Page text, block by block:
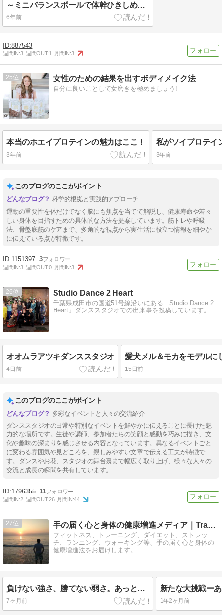
～ミニバランスボールで体幹ひきしめ★シェイプアップピラティス～＠神奈川限定出張レッスン
6年前
887543
週間IN:3 週間OUT:1 月間IN:3
25 女性のための結果を出すボディメイク法
自分に良いことして女磨きを極めましょう!
本当のホエイプロテインの魅力はここ！
3年前 3年前
このブログのここがポイント
科学的根拠と実践的アプローチ
運動の重要性を体だけでなく脳にも焦点を当てて解説し、健康寿命や若々
しい身体を目指すための具体的な方法を提案しています。筋トレや呼吸
法、骨盤底筋のケアまで、多角的な視点から実生活に役立つ情報を細やか
に伝えている点が特徴です。
1151397 3
週間IN:3 週間OUT:0 月間IN:3
26 Studio Dance 2 Heart
千葉県成田市の国道51号線沿いにある「Studio Dance 2
Heart」ダンススタジオでの出来事を投稿しています。
オオムラアツキダンススタジオ
4日前 15日前
このブログのここがポイント
多彩なイベントと人々の交流紹介
ダンススタジオの日常や特別なイベントを鮮やかに伝えることに長けた魅
力的な場所です。生徒や講師、参加者たちの笑顔と感動を巧みに描き、文
化や趣味の深まりを感じさせる内容となっています。異なるイベントごと
に変わる雰囲気や見どころを、親しみやすい文章で伝える工夫が特徴で
す。ダンスやお花、スタジオの舞台裏まで幅広く取り上げ、様々な人々の
交流と成長の瞬間を共有しています。
1796355 11
週間IN:2 週間OUT:26 月間IN:44
27 手の届く心と身体の健康増進メディア｜Tracy（トレイシー）
フィットネス、トレーニング、ダイエット、ストレッ
チ、ランニング、ウォーキング等、手の届く心と身体の
健康増進法をお届けします。
負けない強さ、勝てない弱さ。あっという間の6ヶ月。
7ヶ月前
新たな大挑戦ー
1年2ヶ月前